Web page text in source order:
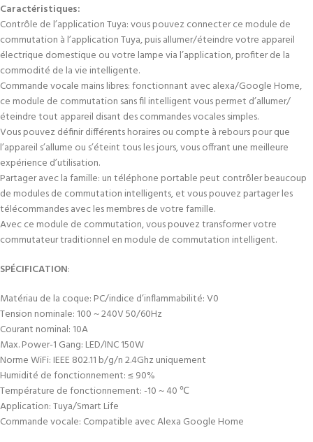
Caractéristiques:
Contrôle de l’application Tuya: vous pouvez connecter ce module de
commutation à l’application Tuya, puis allumer/éteindre votre appareil
électrique domestique ou votre lampe via l’application, profiter de la
commodité de la vie intelligente.
Commande vocale mains libres: fonctionnant avec alexa/Google Home,
ce module de commutation sans fil intelligent vous permet d’allumer/
éteindre tout appareil disant des commandes vocales simples.
Vous pouvez définir différents horaires ou compte à rebours pour que
l’appareil s’allume ou s’éteint tous les jours, vous offrant une meilleure
expérience d’utilisation.
Partager avec la famille: un téléphone portable peut contrôler beaucoup
de modules de commutation intelligents, et vous pouvez partager les
télécommandes avec les membres de votre famille.
Avec ce module de commutation, vous pouvez transformer votre
commutateur traditionnel en module de commutation intelligent.
SPÉCIFICATION:
Matériau de la coque: PC/indice d’inflammabilité: V0
Tension nominale: 100 ~ 240V 50/60Hz
Courant nominal: 10A
Max. Power-1 Gang: LED/INC 150W
Norme WiFi: IEEE 802.11 b/g/n 2.4Ghz uniquement
Humidité de fonctionnement: ≤ 90%
Température de fonctionnement: -10 ~ 40 ℃
Application: Tuya/Smart Life
Commande vocale: Compatible avec Alexa Google Home